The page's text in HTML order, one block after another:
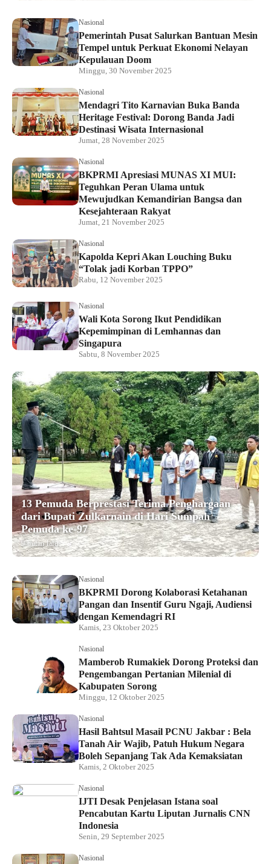
Nasional
Pemerintah Pusat Salurkan Bantuan Mesin
Tempel untuk Perkuat Ekonomi Nelayan
Kepulauan Doom
Minggu, 30 November 2025
Nasional
Mendagri Tito Karnavian Buka Banda
Heritage Festival: Dorong Banda Jadi
Destinasi Wisata Internasional
Jumat, 28 November 2025
Nasional
BKPRMI Apresiasi MUNAS XI MUI:
Teguhkan Peran Ulama untuk
Mewujudkan Kemandirian Bangsa dan
Kesejahteraan Rakyat
Jumat, 21 November 2025
Nasional
Kapolda Kepri Akan Louching Buku
“Tolak jadi Korban TPPO”
Rabu, 12 November 2025
Nasional
Wali Kota Sorong Ikut Pendidikan
Kepemimpinan di Lemhannas dan
Singapura
Sabtu, 8 November 2025
13 Pemuda Berprestasi Terima Penghargaan
dari Bupati Zulkarnain di Hari Sumpah
Pemuda ke-97
9 bulan lalu
Nasional
BKPRMI Dorong Kolaborasi Ketahanan
Pangan dan Insentif Guru Ngaji, Audiensi
dengan Kemendagri RI
Kamis, 23 Oktober 2025
Nasional
Mamberob Rumakiek Dorong Proteksi dan
Pengembangan Pertanian Milenial di
Kabupaten Sorong
Minggu, 12 Oktober 2025
Nasional
Hasil Bahtsul Masail PCNU Jakbar : Bela
Tanah Air Wajib, Patuh Hukum Negara
Boleh Sepanjang Tak Ada Kemaksiatan
Kamis, 2 Oktober 2025
Nasional
IJTI Desak Penjelasan Istana soal
Pencabutan Kartu Liputan Jurnalis CNN
Indonesia
Senin, 29 September 2025
Nasional